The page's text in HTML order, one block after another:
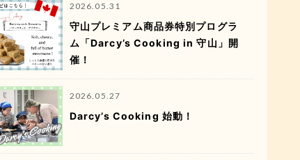
2026.05.31
守山プレミアム商品券特別プログラ
ム「Darcy’s Cooking in 守山」開
催！
2026.05.27
Darcy’s Cooking 始動！